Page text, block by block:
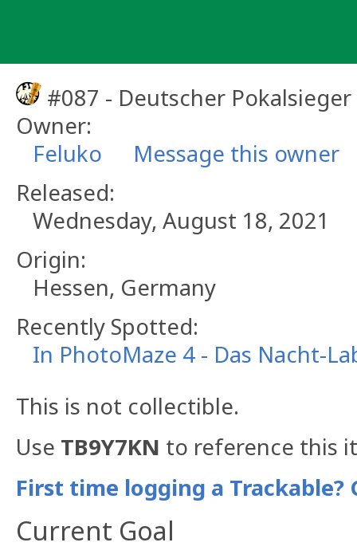
#087 - Deutscher
Owner:
Feluko
Message this owner
Released:
Wednesday, August 18, 2021
Origin:
Hessen, Germany
Recently Spotted:
In PhotoMaze 4 - Das Nacht-
This is not collectible.
Use TB9Y7KN to reference this
First time logging a Trackable?
Current Goal